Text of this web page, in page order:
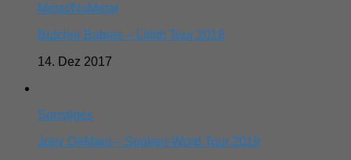
Metal/NuMetal
Butcher Babies – Lillith Tour 2018
14. Dez 2017
Sonstiges
Joey DeMaio – Spoken-Word Tour 2019